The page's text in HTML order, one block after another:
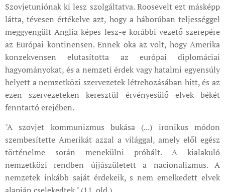
Szovjetuniónak ki lesz szolgáltatva. Roosevelt ezt másképp
látta, tévesen értékelve azt, hogy a háborúban teljességgel
meggyengült Anglia képes lesz-e korábbi vezető szerepére
az Európai kontinensen. Ennek oka az volt, hogy Amerika
konzekvensen elutasította az európai diplomáciai
hagyományokat, és a nemzeti érdek vagy hatalmi egyensúly
helyett a nemzetközi szervezetek létrehozásában hitt, és az
ezen szervezeteken keresztül érvényesülő elvek békét
fenntartó erejében.
"A szovjet kommunizmus bukása (...) ironikus módon
szembesítette Amerikát azzal a világgal, amely elől egész
történelme során menekülni próbált. A kialakuló
nemzetközi rendben újjászületett a nacionalizmus. A
nemzetek inkább saját érdekeik, s nem emelkedett elvek